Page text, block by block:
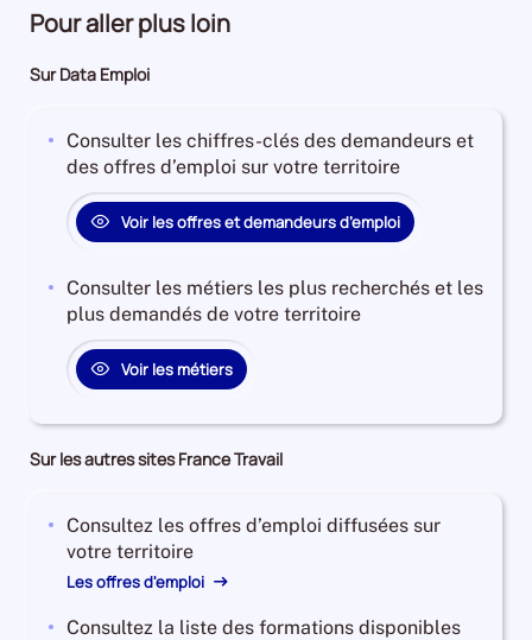
Pour aller plus loin
Sur Data Emploi
Consulter les chiffres-clés des demandeurs et
des offres d’emploi sur votre territoire
Voir les offres et demandeurs d’emploi
Consulter les métiers les plus recherchés et les
plus demandés de votre territoire
Voir les métiers
Sur les autres sites France Travail
Consultez les offres d’emploi diffusées sur
votre territoire
Les offres d'emploi
Consultez la liste des formations disponibles